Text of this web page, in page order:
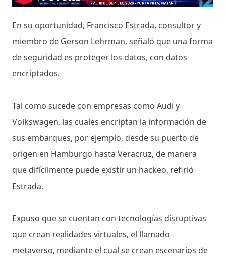
En su oportunidad, Francisco Estrada, consultor y
miembro de Gerson Lehrman, señaló que una forma
de seguridad es proteger los datos, con datos
encriptados.
Tal como sucede con empresas como Audi y
Volkswagen, las cuales encriptan la información de
sus embarques, por ejemplo, desde su puerto de
origen en Hamburgo hasta Veracruz, de manera
que difícilmente puede existir un hackeo, refirió
Estrada.
Expuso que se cuentan con tecnologías disruptivas
que crean realidades virtuales, el llamado
metaverso, mediante el cual se crean escenarios de